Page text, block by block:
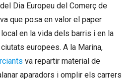
Dia Europeu del Comerç de
que posa en valor el paper
en la vida dels barris i en la
europees. A la Marina,
va repartir material de
aparadors i omplir els carrers